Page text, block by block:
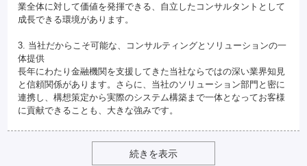
業全体に対して価値を発揮できる、自立したコンサルタントとして
成長できる環境があります。
3. 当社だからこそ可能な、コンサルティングとソリューションの一
体提供
長年にわたり金融機関を支援してきた当社ならではの深い業界知見
と信頼関係があります。さらに、当社のソリューション部門と密に
連携し、構想策定から実際のシステム構築まで一体となってお客様
に貢献できることも、大きな強みです。
続きを表示